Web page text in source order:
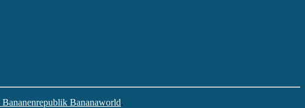
Bananaworld.